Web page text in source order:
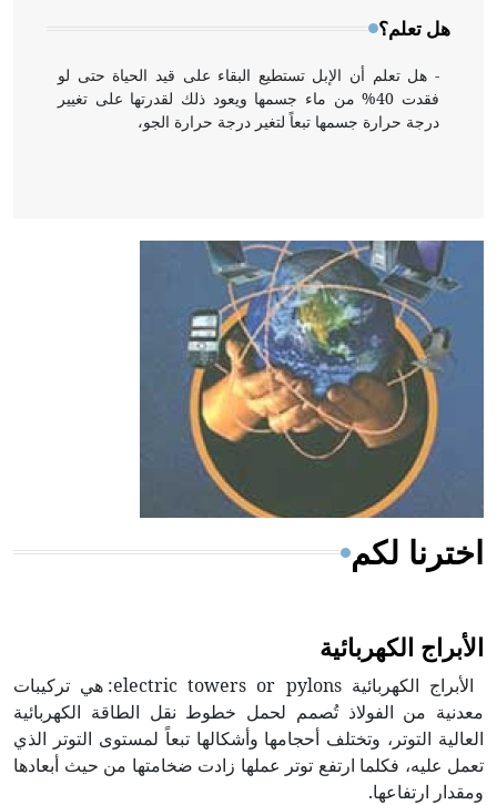
هل تعلم؟
- هل تعلم أن الإبل تستطيع البقاء على قيد الحياة حتى لو
فقدت 40% من ماء جسمها ويعود ذلك لقدرتها على تغيير
درجة حرارة جسمها تبعاً لتغير درجة حرارة الجو،
- هل تعلم أن أبقراط كتب في الطب أربعة مؤلفات هي:
الحكم، الأدلة، تنظيم التغذية، ورسالته في جروح الرأس.
ويعود له الفضل بأنه حرر الطب من الدين والفلسفة.
- هل تعلم أن المرجان إفراز حيواني يتكون في البحر ويتركب
من مادة كربونات الكلسيوم، وهو أحمر أو شديد الحمرة وهو
أجود أنواعه، ويمتاز بكبر الحجم ويسمى الش
اخترنا لكم
الأبراج الكهربائية
الأبراج الكهربائية electric towers or pylons: هي تركيبات
معدنية من الفولاذ تُصمم لحمل خطوط نقل الطاقة الكهربائية
العالية التوتر، وتختلف أحجامها وأشكالها تبعاً لمستوى التوتر الذي
تعمل عليه، فكلما ارتفع توتر عملها زادت ضخامتها من حيث أبعادها
ومقدار ارتفاعها.